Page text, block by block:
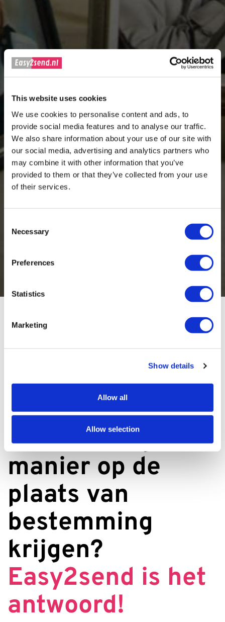
This website uses cookies
We use cookies to personalise content and ads, to
provide social media features and to analyse our traffic.
We also share information about your use of our site with
our social media, advertising and analytics partners who
may combine it with other information that you’ve
provided to them or that they’ve collected from your use
of their services.
Selection
Necessary
Preferences
Statistics
Marketing
Show details
Allow all
Allow selection
Je kunst collectie
op de meest
veilige, zorgzame
en voordelige
manier op de
plaats van
bestemming
Easy2send is het
antwoord!